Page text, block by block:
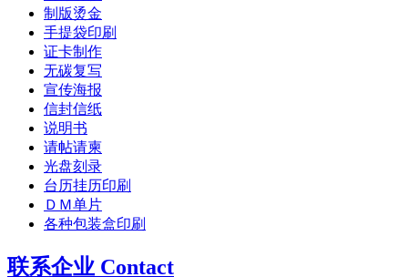
制版烫金
手提袋印刷
证卡制作
无碳复写
宣传海报
信封信纸
说明书
请帖请柬
光盘刻录
台历挂历印刷
ＤＭ单片
各种包装盒印刷
联系企业 Contact